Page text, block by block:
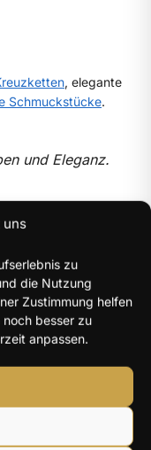
uns
zu
die Nutzung
Zustimmung helfen
besser zu
anpassen.
, elegante
Schmuckstücke.
und Eleganz.
und mein